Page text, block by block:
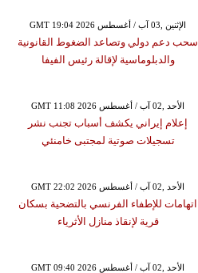
GMT 19:04 2026 الإثنين ,03 آب / أغسطس
سحب دعم دولي وتصاعد الضغوط القانونية
والدبلوماسية لإقالة رئيس الفيفا
GMT 11:08 2026 الأحد ,02 آب / أغسطس
إعلام إيراني يكشف أسباب تجنب نشر
تسجيلات صوتية لمجتبى خامنئي
GMT 22:02 2026 الأحد ,02 آب / أغسطس
اتهامات للإطفاء الفرنسي بالتضحية بسكان
قرية لإنقاذ منازل الأثرياء
GMT 09:40 2026 الأحد ,02 آب / أغسطس